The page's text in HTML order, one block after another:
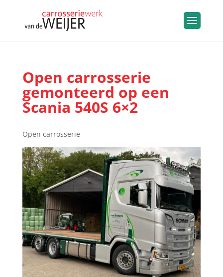
Open carrosserie
gemonteerd op een
Scania 540S 6×2
Open carrosserie